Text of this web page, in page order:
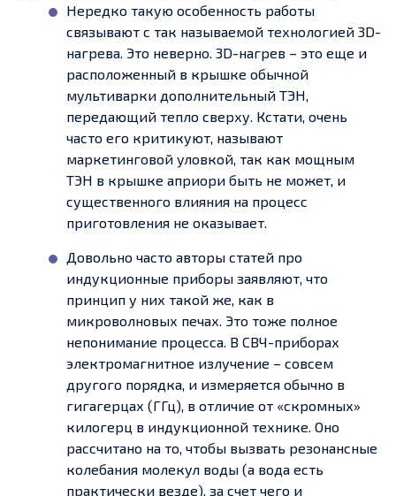
Нередко такую особенность работы
связывают с так называемой технологией 3D-
нагрева. Это неверно. 3D-нагрев – это еще и
расположенный в крышке обычной
мультиварки дополнительный ТЭН,
передающий тепло сверху. Кстати, очень
часто его критикуют, называют
маркетинговой уловкой, так как мощным
ТЭН в крышке априори быть не может, и
существенного влияния на процесс
приготовления не оказывает.
Довольно часто авторы статей про
индукционные приборы заявляют, что
принцип у них такой же, как в
микроволновых печах. Это тоже полное
непонимание процесса. В СВЧ-приборах
электромагнитное излучение – совсем
другого порядка, и измеряется обычно в
гигагерцах (ГГц), в отличие от «скромных»
килогерц в индукционной технике. Оно
рассчитано на то, чтобы вызвать резонансные
колебания молекул воды (а вода есть
практически везде), за счет чего и